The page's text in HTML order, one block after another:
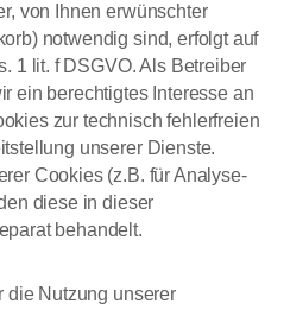
von Ihnen erwünschter
notwendig sind, erfolgt auf
1 lit. f DSGVO. Als Betreiber
ein berechtigtes Interesse an
zur technisch fehlerfreien
unserer Dienste.
Cookies (z.B. für Analyse-
diese in dieser
behandelt.
die Nutzung unserer